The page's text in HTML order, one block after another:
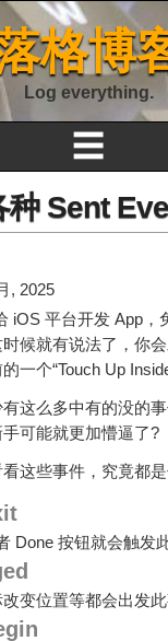
格博
Log everything.
☰
Sent
, 2025
iOS 平台开发 App，
候就有说法了，你
一个“Touch Up
这么多中有的没的
可能就更加懵逼了?
这些事件，究竟都是
Done 按钮就会触发
变位置等都会出发此